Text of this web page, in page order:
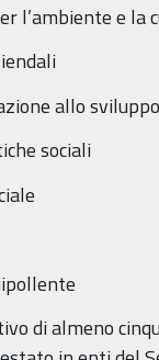
l’ambiente e la
allo sviluppo
sociali
di almeno